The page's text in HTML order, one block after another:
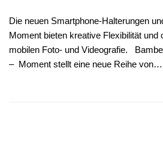
Die neuen Smartphone-Halterungen
Moment bieten kreative Flexibilität und
mobilen Foto- und Videografie.
– Moment stellt eine neue Reihe von…